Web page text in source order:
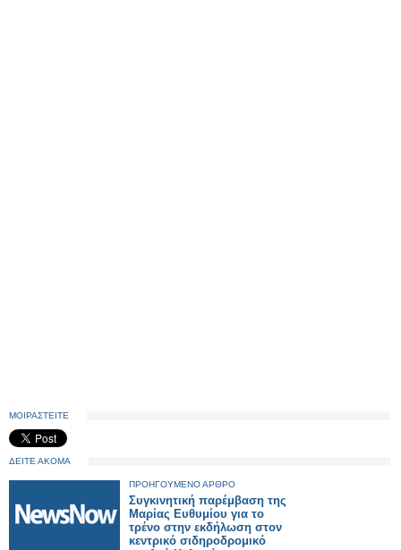
ΜΟΙΡΑΣΤΕΙΤΕ
ΔΕΙΤΕ ΑΚΟΜΑ
ΠΡΟΗΓΟΥΜΕΝΟ ΑΡΘΡΟ
Συγκινητική παρέμβαση της
Μαρίας Ευθυμίου για το
τρένο στην εκδήλωση στον
κεντρικό σιδηροδρομικό